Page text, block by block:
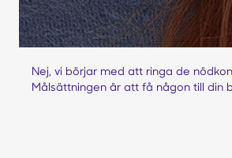
Nej, vi börjar med att ringa de
Målsättningen är att få någon till din